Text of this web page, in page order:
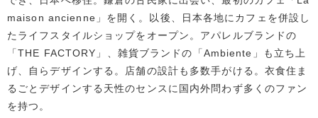
maison ancienne」を開く。以後、日本各地にカフェを併設し
たライフスタイルショップをオープン。アパレルブランドの
「THE FACTORY」、雑貨ブランドの「Ambiente」も立ち上
げ、自らデザインする。店舗の設計も多数手がける。衣食住ま
るごとデザインする天性のセンスに国内外問わず多くのファン
を持つ。